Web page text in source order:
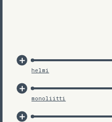
helmi
monoliitti